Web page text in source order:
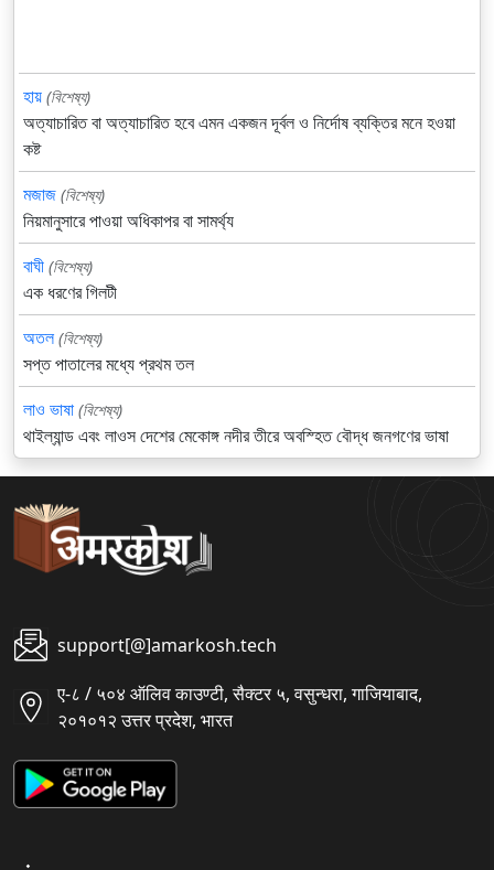
হায় (বিশেষ্য)
অত্যাচারিত বা অত্যাচারিত হবে এমন একজন দূর্বল ও নির্দোষ ব্যক্তির মনে হওয়া
কষ্ট
মজাজ (বিশেষ্য)
নিয়মানুসারে পাওয়া অধিকাপর বা সামর্থ্য
বাঘী (বিশেষ্য)
এক ধরণের গিলটী
অতল (বিশেষ্য)
সপ্ত পাতালের মধ্যে প্রথম তল
লাও ভাষা (বিশেষ্য)
থাইল্যান্ড এবং লাওস দেশের মেকোঙ্গ নদীর তীরে অবস্হিত বৌদ্ধ জনগণের ভাষা
support[@]amarkosh.tech
ए-८ / ५०४ ऑलिव काउण्टी, सैक्टर ५, वसुन्धरा, गाजियाबाद,
२०१०१२ उत्तर प्रदेश, भारत